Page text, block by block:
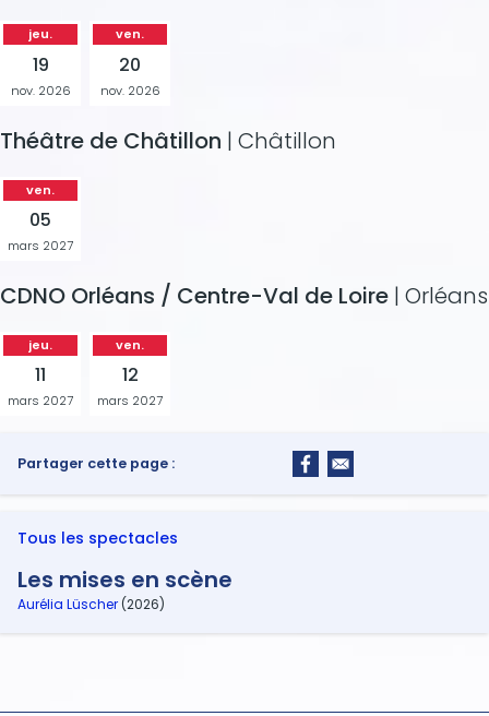
jeu.
19
nov. 2026
ven.
20
nov. 2026
Théâtre de Châtillon | Châtillon
ven.
05
mars 2027
CDNO Orléans / Centre-Val de Loire | Orléans
jeu.
11
mars 2027
ven.
12
mars 2027
Partager cette page :
Tous les spectacles
Les mises en scène
Aurélia Lüscher (2026)